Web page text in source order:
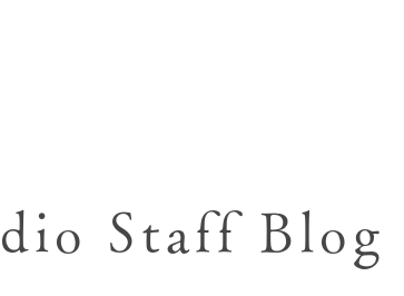
入園入学･卒園卒業記念撮影
ハー
マタ
Staff Blog